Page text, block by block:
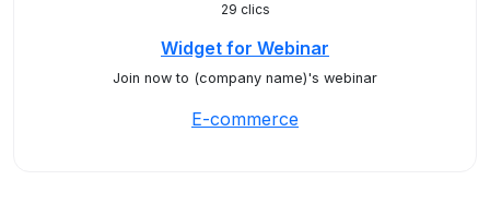
29 clics
Widget for Webinar
Join now to (company name)'s webinar
E-commerce